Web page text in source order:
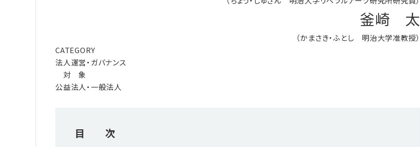
釜崎 太
（かまさき・ふとし 明治大学准教授）
CATEGORY
法人運営・ガバナンス
対 象
公益法人・一般法人
目 次